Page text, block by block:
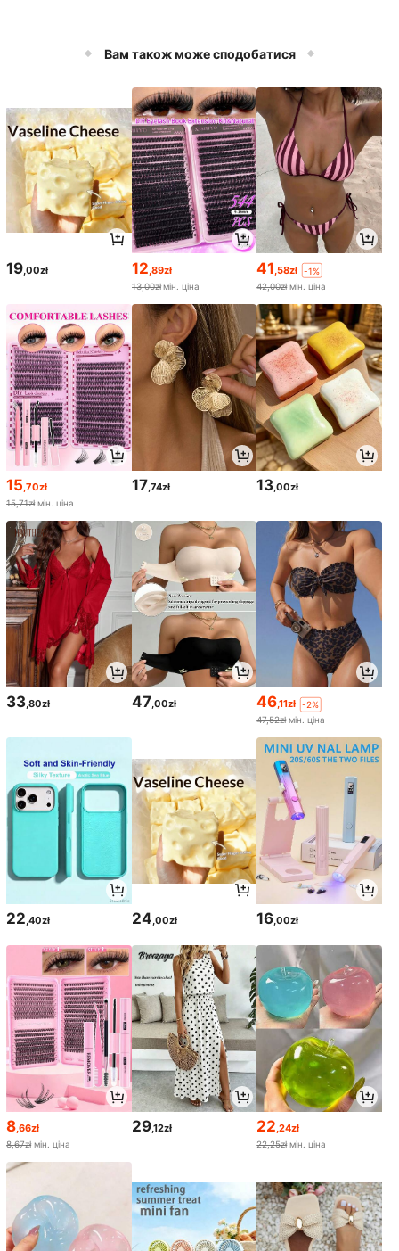
Вам також може сподобатися
19 ,00zł 12 ,89zł
13,00złмін. ціна
41 ,58zł
-1%
42,00zł мін. ціна
15,70zł
15,71zł мін. ціна
17,74zł 13,00zł
33,80zł 47,00zł 46,11zł
-2%
47,52zł мін. ціна
22,40zł 24,00zł 16,00zł
8 ,66zł
8,67zł мін. ціна
29,12zł 22 ,24zł
22,25zł мін. ціна